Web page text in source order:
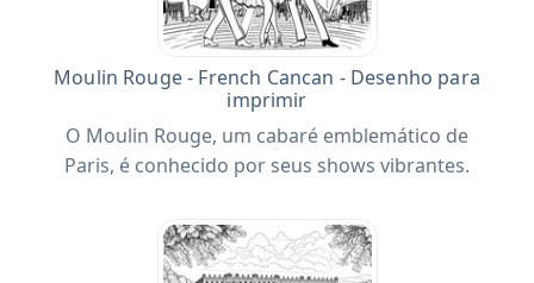
Moulin Rouge - French Cancan - Desenho para
imprimir
O Moulin Rouge, um cabaré emblemático de
Paris, é conhecido por seus shows vibrantes.